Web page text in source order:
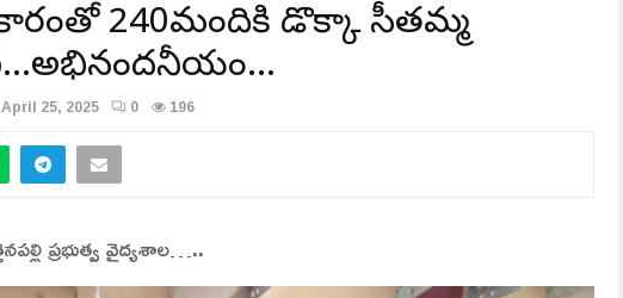
240మందికి డొక్కా సీతమ్మ
April 25, 2025 0 196
ప్రభుత్వ వైద్యశాల…..